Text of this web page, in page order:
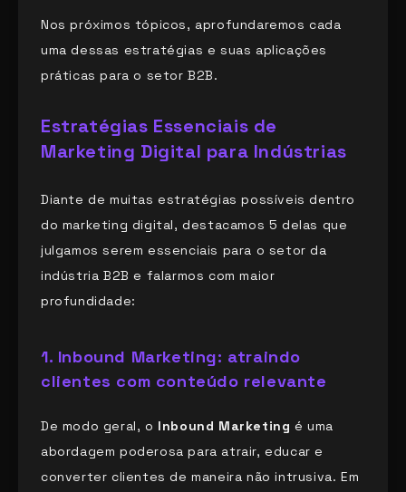
Nos próximos tópicos, aprofundaremos cada
uma dessas estratégias e suas aplicações
práticas para o setor B2B.
Estratégias Essenciais de
Marketing Digital para Indústrias
Diante de muitas estratégias possíveis dentro
do marketing digital, destacamos 5 delas que
julgamos serem essenciais para o setor da
indústria B2B e falarmos com maior
profundidade:
1. Inbound Marketing: atraindo
clientes com conteúdo relevante
De modo geral, o Inbound Marketing é uma
abordagem poderosa para atrair, educar e
converter clientes de maneira não intrusiva. Em